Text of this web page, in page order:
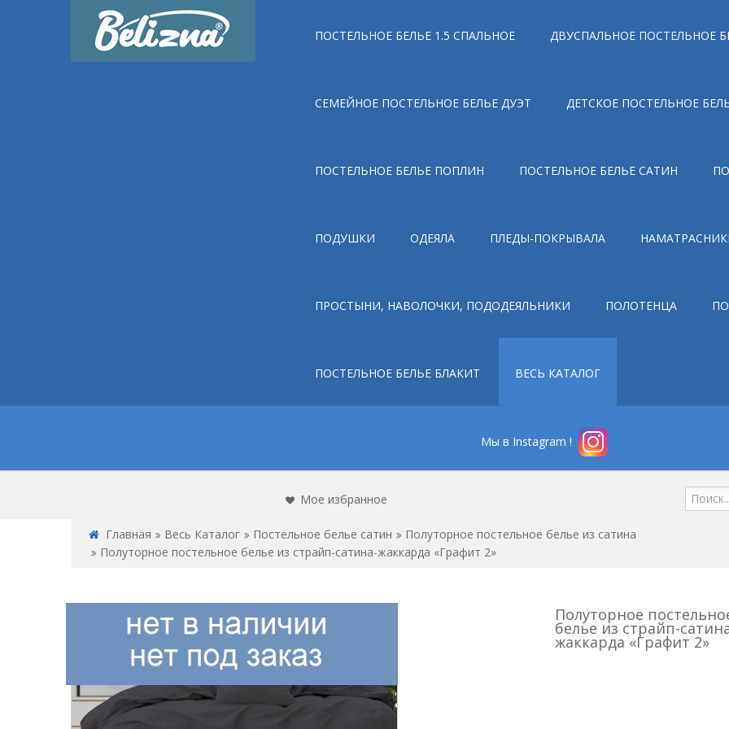
ПОСТЕЛЬНОЕ БЕЛЬЕ 1.5 СПАЛЬНОЕ ДВУСПАЛЬНОЕ ПОСТЕЛЬНОЕ
СЕМЕЙНОЕ ПОСТЕЛЬНОЕ БЕЛЬЕ ДУЭТ ДЕТСКОЕ ПОСТЕЛЬНОЕ
ПОСТЕЛЬНОЕ БЕЛЬЕ ПОПЛИН ПОСТЕЛЬНОЕ БЕЛЬЕ САТИН
ПОДУШКИ ОДЕЯЛА ПЛЕДЫ-ПОКРЫВАЛА
ПРОСТЫНИ, НАВОЛОЧКИ, ПОДОДЕЯЛЬНИКИ ПОЛОТЕНЦА
ПОСТЕЛЬНОЕ БЕЛЬЕ БЛАКИТ ВЕСЬ КАТАЛОГ
Мы в Instagram !
Мое избранное
Главная Весь Каталог Постельное белье сатин
Полуторное постельное белье из сатина
Полуторное постельное белье из страйп-сатина-жаккарда «Графит 2»
Полуторное
белье из страйп-
жаккарда «Графит 2»